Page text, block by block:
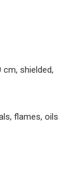
cm, shielded,
flames, oils